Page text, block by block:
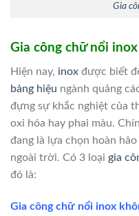
Gia
Gia công chữ nổi
Hiện nay, inox được biết
bảng hiệu ngành quảng
đựng sự khắc nghiệt của
oxi hóa hay phai màu.
đang là lựa chọn hoàn
ngoài trời. Có 3 loại gia
đó là:
Gia công chữ nổi inox